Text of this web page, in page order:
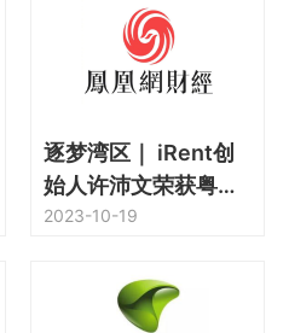
逐梦湾区｜ iRent创
始人许沛文荣获粤港
澳大湾区杰出青年企
2023-10-19